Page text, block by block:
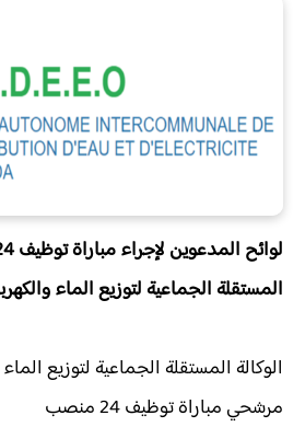
المستقلة الجماعية لتوزيع الماء
الوكالة المستقلة الجماعية لتوزيع
مرشحي مباراة توظيف 24 منصب